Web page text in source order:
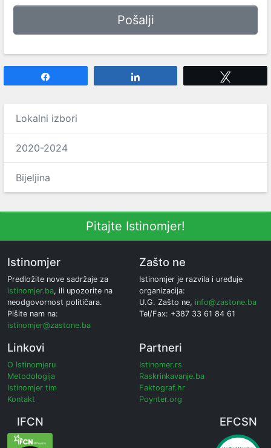
Lokalni izbori
2020-2024
Bijeljina
Pitajte Istinomjer!
Istinomjer
Predložite nove sadržaje za
istinomjer.ba, ili upozorite na
neodgovornost političara.
Pišite nam na:
istinomjer@zastone.ba
Zašto ne
Istinomjer je razvila i uređuje
organizacija:
U.G. Zašto ne, info@zastone.ba
Tel/Fax: +387 33 61 84 61
Linkovi
O Istinomjeru
Metodologija
Istinomjer tim
Kontakt
Partneri
Istinomer.rs
Raskrinkavanje.ba
Faktograf.hr
Poynter.org
IFCN EFCSN